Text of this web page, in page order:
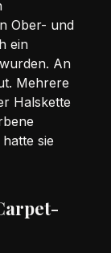
Ober- und
ein
An
Mehrere
Halskette
sie